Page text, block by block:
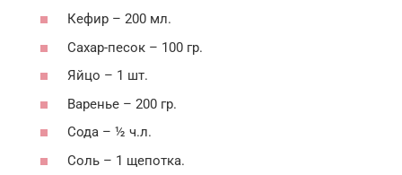
Кефир – 200 мл.
Сахар-песок – 100 гр.
Яйцо – 1 шт.
Варенье – 200 гр.
Сода – ½ ч.л.
Соль – 1 щепотка.